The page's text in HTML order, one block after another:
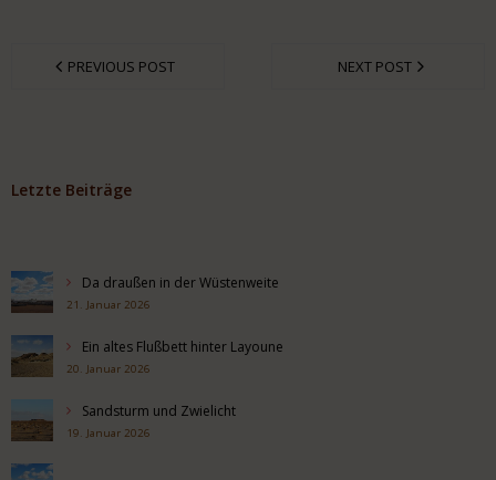
PREVIOUS POST NEXT POST
Letzte Beiträge
Da draußen in der Wüstenweite
21. Januar 2026
Ein altes Flußbett hinter Layoune
20. Januar 2026
Sandsturm und Zwielicht
19. Januar 2026